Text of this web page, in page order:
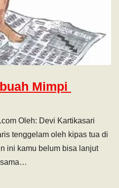
Mimpi
Oleh: Devi Kartikasari
tenggelam oleh kipas tua di
ini kamu belum bisa lanjut